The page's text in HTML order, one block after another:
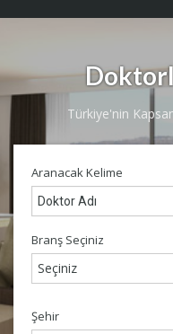
Türkiye'nin
Aranacak Kelime
Branş Seçiniz
Seçiniz
Şehir